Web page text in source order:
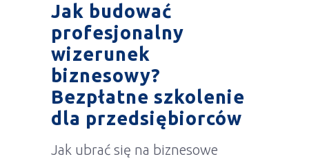
Jak budować
profesjonalny
wizerunek
biznesowy?
Bezpłatne szkolenie
dla przedsiębiorców
Jak ubrać się na biznesowe